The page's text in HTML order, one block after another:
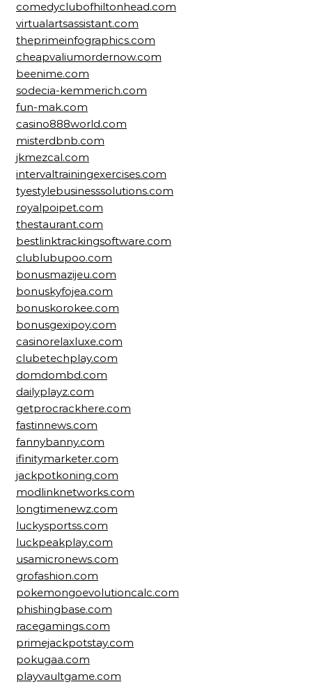
comedyclubofhiltonhead.com
virtualartsassistant.com
theprimeinfographics.com
cheapvaliumordernow.com
beenime.com
sodecia-kemmerich.com
fun-mak.com
casino888world.com
misterdbnb.com
jkmezcal.com
intervaltrainingexercises.com
tyestylebusinesssolutions.com
royalpoipet.com
thestaurant.com
bestlinktrackingsoftware.com
clublubupoo.com
bonusmazijeu.com
bonuskyfojea.com
bonuskorokee.com
bonusgexipoy.com
casinorelaxluxe.com
clubetechplay.com
domdombd.com
dailyplayz.com
getprocrackhere.com
fastinnews.com
fannybanny.com
ifinitymarketer.com
jackpotkoning.com
modlinknetworks.com
longtimenewz.com
luckysportss.com
luckpeakplay.com
usamicronews.com
grofashion.com
pokemongoevolutioncalc.com
phishingbase.com
racegamings.com
primejackpotstay.com
pokugaa.com
playvaultgame.com